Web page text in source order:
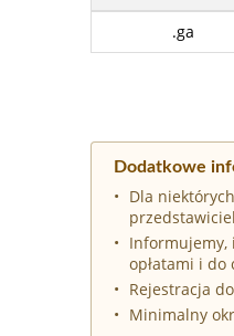
.ga
Dodatkowe
Dla
Informujemy,
opłatami i do
Rejestracja
Minimalny